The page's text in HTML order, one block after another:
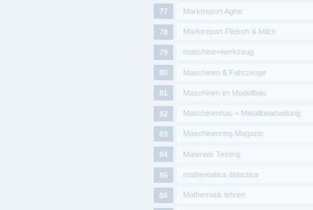
Marktreport Agrar
Marktreport Fleisch & Milch
maschine+werkzeug
Maschinen & Fahrzeuge
Maschinen im Modellbau
Maschinenbau + Metallbearbeitung
Maschinenring Magazin
Materials Testing
mathematica didactica
Mathematik lehren